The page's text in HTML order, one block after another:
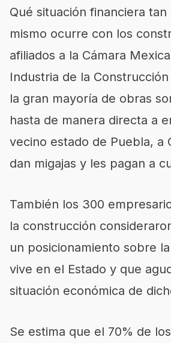
Qué situación financiera
mismo ocurre con los
afiliados a la Cámara
Industria de la
la gran mayoría de obras
hasta de manera directa a
vecino estado de Puebla, a
dan migajas y les pagan a
También los 300
la construcción
un posicionamiento sobre
vive en el Estado y que
situación económica de
Se estima que el 70% de